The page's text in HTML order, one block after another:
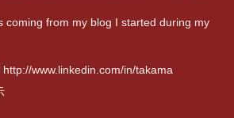
coming from my blog I started during my
www.linkedin.com/in/takama